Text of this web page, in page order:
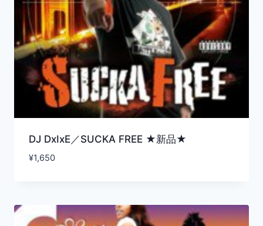
DJ DxIxE／SUCKA FREE ★新品★
¥1,650